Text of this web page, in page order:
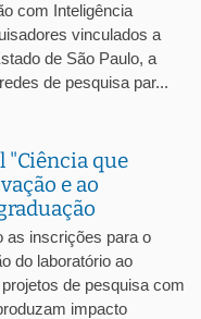
com Inteligência
vinculados a
de São Paulo, a
de pesquisa par...
"Ciência que
e ao
as inscrições para o
do laboratório ao
de pesquisa com
impacto